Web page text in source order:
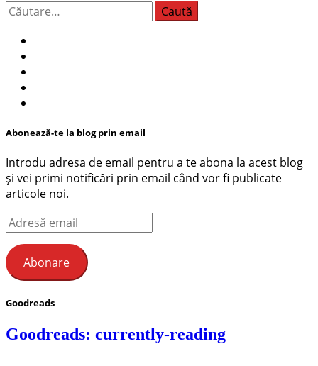
Caută
după:
Abonează-te la blog prin email
Introdu adresa de email pentru a te abona la acest blog
și vei primi notificări prin email când vor fi publicate
articole noi.
Adresă
email
Abonare
Goodreads
Goodreads: currently-reading